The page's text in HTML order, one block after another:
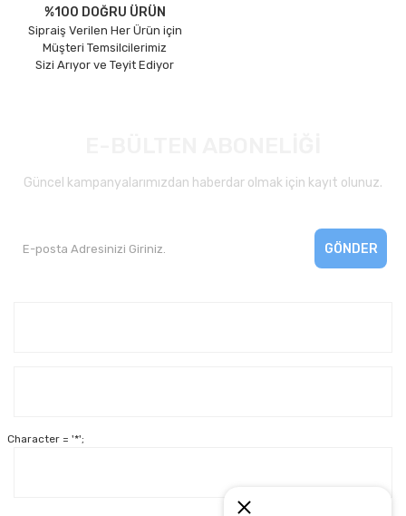
%100 DOĞRU ÜRÜN
Sipraiş Verilen Her Ürün için
Müşteri Temsilcilerimiz
Sizi Arıyor ve Teyit Ediyor
Güncel kampanyalarımızdan haberdar olmak için kayıt olunuz.
GÖNDER
Character = '*';